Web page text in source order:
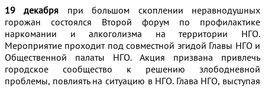
19 декабря при большом скоплении неравнодушных
горожан состоялся Второй форум по профилактике
наркомании и алкоголизма на территории НГО.
Мероприятие проходит под совместной эгидой Главы НГО и
Общественной палаты НГО. Акция призвана привлечь
городское сообщество к решению злободневной
проблемы, повлиять на ситуацию в НГО. Глава НГО, выступая